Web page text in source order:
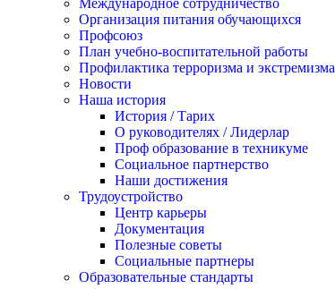
Международное сотрудничество
Организация питания обучающихся
Профсоюз
План учебно-воспитательной работы
Профилактика терроризма и экстремизма
Новости
Наша история
История / Тарих
О руководителях / Лидерлар
Проф образование в техникуме
Социальное партнерство
Наши достижения
Трудоустройство
Центр карьеры
Документация
Полезные советы
Социальные партнеры
Образовательные стандарты